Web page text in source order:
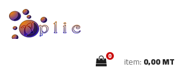
0 item:0,00 MT